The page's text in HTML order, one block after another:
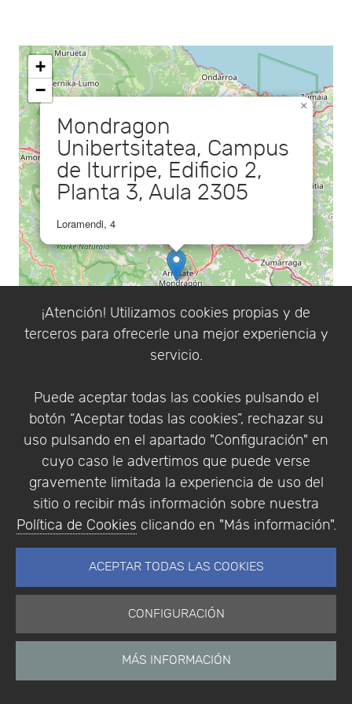
¡Atención! Utilizamos cookies propias y de
terceros para ofrecerle una mejor experiencia y
servicio.
Puede aceptar todas las cookies pulsando el
botón “Aceptar todas las cookies”, rechazar su
uso pulsando en el apartado "Configuración" en
cuyo caso le advertimos que puede verse
gravemente limitada la experiencia de uso del
sitio o recibir más información sobre nuestra
Política de Cookies clicando en "Más información".
ACEPTAR TODAS LAS COOKIES
CONFIGURACIÓN
MÁS INFORMACIÓN
Mondragon
Unibertsitatea, Campus
de Iturripe, Edificio 2,
Planta 3, Aula 2305
Loramendi, 4
×
+
−
Leaflet |Map data ©OpenStreetMap contributors,CC-BY-SA,
Imagery ©Mapbox